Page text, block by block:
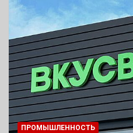
ПРОМЫШЛЕННОСТЬ